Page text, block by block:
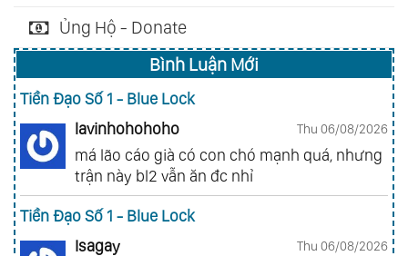
Ủng Hộ - Donate
Bình Luận Mới
Tiền Đạo Số 1 - Blue Lock
lavinhohohoho
Thu 06/08/2026
má lão cáo già có con chó mạnh quá, nhưng
trận này bl2 vẫn ăn đc nhỉ
Tiền Đạo Số 1 - Blue Lock
Isagay
Thu 06/08/2026